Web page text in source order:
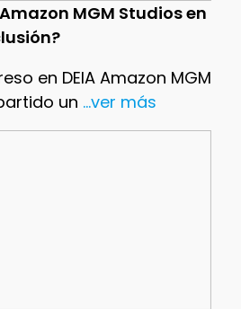
MGM Studios en
en DEIA Amazon MGM
un ...ver más